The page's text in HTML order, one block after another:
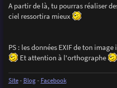
A partir de là, tu pourras réaliser
ciel ressortira mieux
PS : les données EXIF de ton
Et attention à l'orthographe
Site- Blog- Facebook